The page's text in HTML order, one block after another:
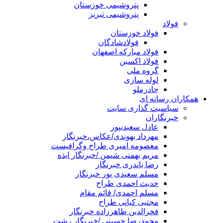
پتروشیمی خوزستان
پتروشیمی تبریز
فولاد
فولاد خوزستان
فولادشادگان
فولاد مبارکه اصفهان
فولاد اکسین
گروه ملی
لوله سازی
چادرملو
همکاران رسانه ای
سیاسیت گذاری سایت
خبرنگاران
عادل سعیدیپور
مهرداد بهوندی/عکاس،خبرنگار
معصومه امیری طراح وگرافیست
مریم بهمنی شیمن /خبرنگار ایذه
رضا باندری خبرنگار
مسلم سعیدی پور خبرنگار
حدیث احمدی طراح
مسلم احمدی/ قائم مقام
مجتبی کیانی طراح
فخرالدین طاهرزاده خبرنگار
محمدرضا حسینی /خبرنگار رشت